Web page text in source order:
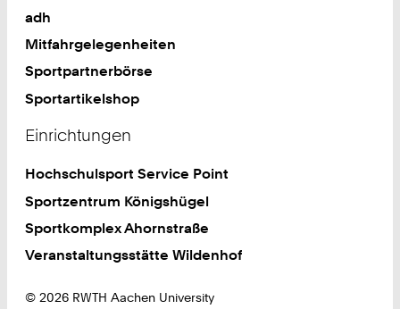
adh
Mitfahrgelegenheiten
Sportpartnerbörse
Sportartikelshop
Einrichtungen
Hochschulsport Service Point
Sportzentrum Königshügel
Sportkomplex Ahornstraße
Veranstaltungsstätte Wildenhof
© 2026 RWTH Aachen University